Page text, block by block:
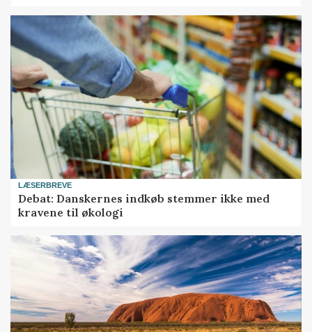
LÆSERBREVE
Debat: Danskernes indkøb stemmer ikke med
kravene til økologi